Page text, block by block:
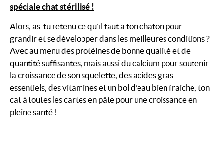
spéciale chat stérilisé !
Alors, as-tu retenu ce qu’il faut à ton chaton pour
grandir et se développer dans les meilleures conditions ?
Avec au menu des protéines de bonne qualité et de
quantité suffisantes, mais aussi du calcium pour soutenir
la croissance de son squelette, des acides gras
essentiels, des vitamines et un bol d’eau bien fraiche, ton
cat à toutes les cartes en pâte pour une croissance en
pleine santé !